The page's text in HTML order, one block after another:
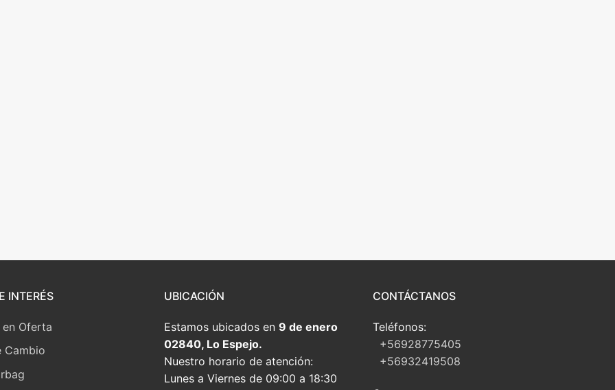
INTERÉS
Oferta
Cambio
UBICACIÓN
Estamos ubicados en 9 de enero
02840, Lo Espejo.
Nuestro horario de atención:
Lunes a Viernes de 09:00 a 18:30
CONTÁCTANOS
Teléfonos:
+56928775405
+56932419508